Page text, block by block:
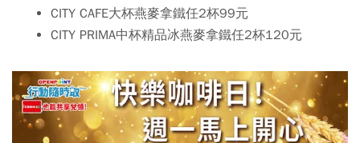
CITY CAFE大杯燕麥拿鐵任2杯99元
CITY PRIMA中杯精品冰燕麥拿鐵任2杯120元